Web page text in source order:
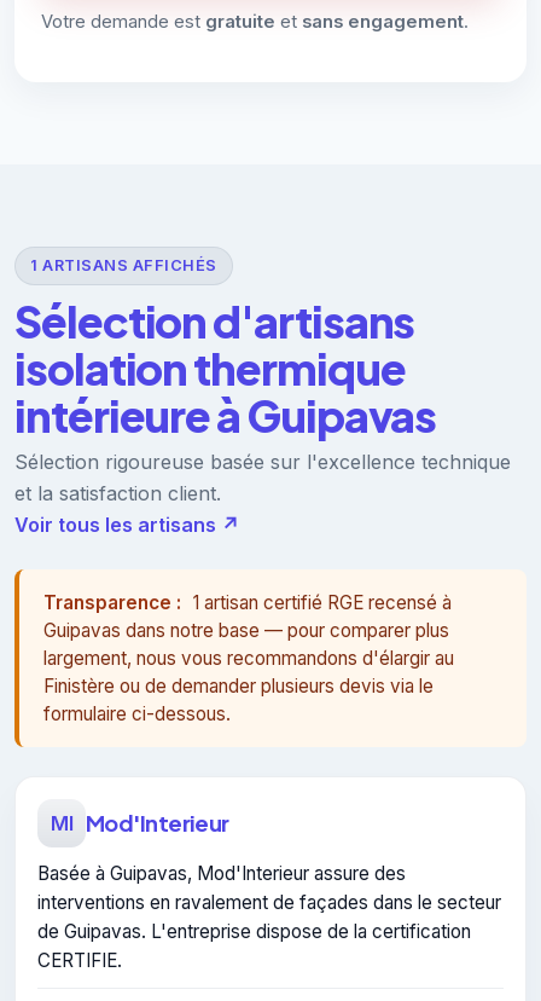
Votre demande est gratuite et sans engagement.
1 ARTISANS AFFICHÉS
Sélection d'artisans
isolation thermique
intérieure à Guipavas
Sélection rigoureuse basée sur l'excellence technique
et la satisfaction client.
Voir tous les artisans ↗
Transparence : 1 artisan certifié RGE recensé à
Guipavas dans notre base — pour comparer plus
largement, nous vous recommandons d'élargir au
Finistère ou de demander plusieurs devis via le
formulaire ci-dessous.
MI Mod'Interieur
Basée à Guipavas, Mod'Interieur assure des
interventions en ravalement de façades dans le secteur
de Guipavas. L'entreprise dispose de la certification
CERTIFIE.